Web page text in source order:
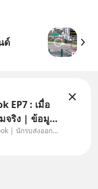
ด์
EP7 : เมื่อ
ข้อมูล
บูสต์โดย Ai Export Playbook | นักรบส่งออกยุค AI